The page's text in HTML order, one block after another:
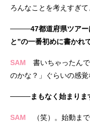
ろんなことを考えすぎ
────47都道府県ツアー
と”の一番初めに書かれ
SAM 書いちゃったん
のかな？」ぐらいの感
────まもなく始まりま
SAM （笑）。始動ま